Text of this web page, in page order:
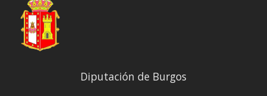
Diputación de Burgos